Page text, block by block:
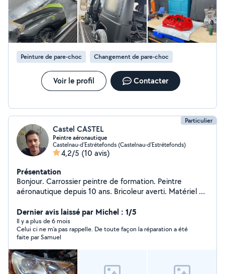
Mais aussi en jouant sur la consommation Stage 1 /
stage 2 Éthanol Suppression ad blue / vanne egr / filtre à
particule / decata Suppression du start and stop
définitivement Je propose aussi mes services de
covering / wrap Si vous souhaitez changer de couleur
tout en gardant la peinture d'origine ou simplement des
petit détails qui fera la différence sur votre véhicule
Services de mécanique Distribution / embrayage / freins
/ révision quelconque réparation Je reste disponible à
Peinture de pare-choc Changement de pare-choc
Voir le profil Contacter
Particulier
Castel CASTEL
Peintre aéronautique
Castelnau-d'Estrétefonds (Castelnau-d'Estrétefonds)
4,2/5 (10 avis)
Présentation
Bonjour. Carrossier peintre de formation. Peintre
aéronautique depuis 10 ans. Bricoleur averti. Matériel de
Maçonnerie Petite remorque Jardinage... Reparation de
pneumatiques Renovation de phare
Dernier avis laissé par Michel : 1/5
Il y a plus de 6 mois
Celui ci ne m’a pas rappelle. De toute façon la réparation a été
faite par Samuel